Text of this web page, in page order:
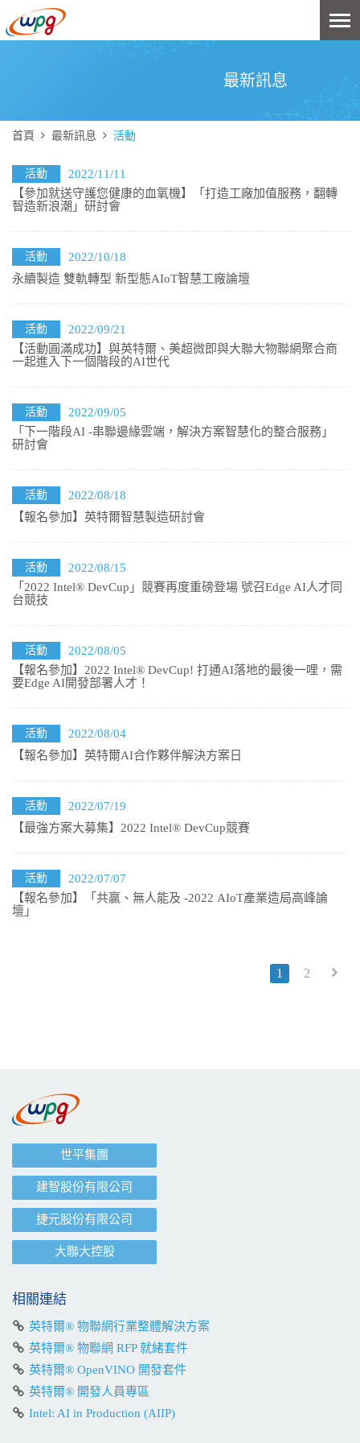
最新訊息
首頁 最新訊息 活動
2022/11/11
活動
【參加就送守護您健康的血氧機】「打造工廠加值服務，翻轉
智造新浪潮」研討會
2022/10/18
活動
永續製造 雙軌轉型 新型態AIoT智慧工廠論壇
2022/09/21
活動
【活動圓滿成功】與英特爾、美超微即與大聯大物聯網聚合商
一起進入下一個階段的AI世代
2022/09/05
活動
「下一階段AI -串聯邊緣雲端，解決方案智慧化的整合服務」
研討會
2022/08/18
活動
【報名參加】英特爾智慧製造研討會
2022/08/15
活動
「2022 Intel® DevCup」競賽再度重磅登場 號召Edge AI人才同
台競技
2022/08/05
活動
【報名參加】2022 Intel® DevCup! 打通AI落地的最後一哩，需
要Edge AI開發部署人才！
2022/08/04
活動
【報名參加】英特爾AI合作夥伴解決方案日
2022/07/19
活動
【最強方案大募集】2022 Intel® DevCup競賽
2022/07/07
活動
【報名參加】「共贏、無人能及 -2022 AIoT產業造局高峰論
壇」
1 2
世平集團
建智股份有限公司
捷元股份有限公司
大聯大控股
相關連結
英特爾® 物聯網行業整體解決方案
英特爾® 物聯網 RFP 就緒套件
英特爾® OpenVINO 開發套件
英特爾® 開發人員專區
Intel: AI in Production (AIIP)